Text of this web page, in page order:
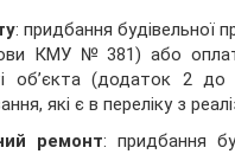
: придбання будівельної
КМУ № 381) або оплати
об’єкта (додаток 2
які є в переліку з
ремонт: придбання